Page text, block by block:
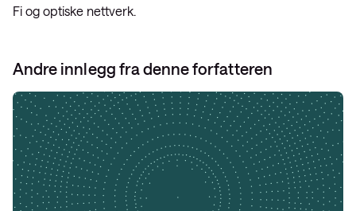
Fi og optiske nettverk.
Andre innlegg fra denne forfatteren